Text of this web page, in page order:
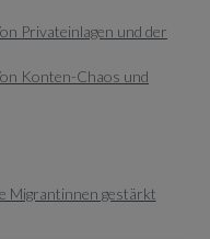
Privateinlagen und der
Konten-Chaos und
Migrantinnen gestärkt